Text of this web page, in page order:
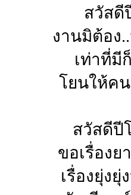
สวัสดี
งานมิต้อง
เท่าที่มี
โยนให้ค
สวัสดีปี
ขอเรื่องย
เรื่องยุ่ง